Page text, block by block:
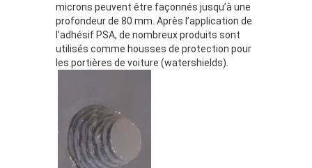
microns peuvent être façonnés jusqu’à une
profondeur de 80 mm. Après l’application de
l’adhésif PSA, de nombreux produits sont
utilisés comme housses de protection pour
les portières de voiture (watershields).